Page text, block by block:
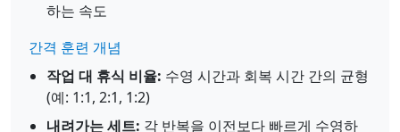
하는 속도
간격 훈련 개념
작업 대 휴식 비율: 수영 시간과 회복 시간 간의 균형
(예: 1:1, 2:1, 1:2)
내려가는 세트: 각 반복을 이전보다 빠르게 수영하